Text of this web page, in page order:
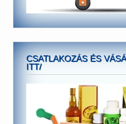
CSATLAKOZÁS ÉS
ITT/